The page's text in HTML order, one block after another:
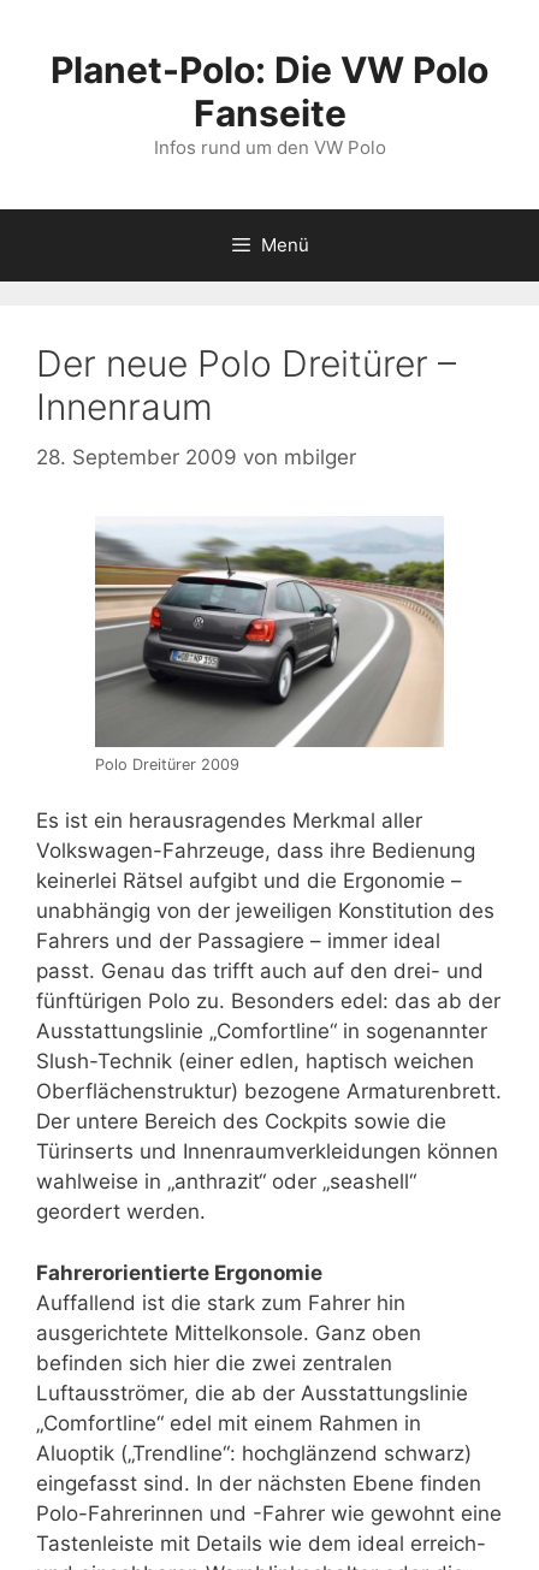
springenPlanet-Polo: Die VW Polo
Fanseite
Infos rund um den VW Polo
Menü
Der neue Polo Dreitürer –
Innenraum
28. September 2009 von mbilger
Polo Dreitürer 2009
Es ist ein herausragendes Merkmal aller
Volkswagen-Fahrzeuge, dass ihre Bedienung
keinerlei Rätsel aufgibt und die Ergonomie –
unabhängig von der jeweiligen Konstitution des
Fahrers und der Passagiere – immer ideal
passt. Genau das trifft auch auf den drei- und
fünftürigen Polo zu. Besonders edel: das ab der
Ausstattungslinie „Comfortline“ in sogenannter
Slush-Technik (einer edlen, haptisch weichen
Oberflächenstruktur) bezogene Armaturen­brett.
Der untere Bereich des Cockpits sowie die
Türinserts und In­nenraumverkleidungen können
wahlweise in „anthrazit“ oder „sea­shell“
geordert werden.
Fahrerorientierte Ergonomie
Auffallend ist die stark zum Fahrer hin
ausgerichtete Mittelkonsole. Ganz oben
befinden sich hier die zwei zentralen
Luftausströmer, die ab der Ausstattungslinie
„Comfortline“ edel mit einem Rahmen in
Aluoptik („Trendline“: hochglänzend schwarz)
eingefasst sind. In der nächsten Ebene finden
Polo-Fahrerinnen und -Fahrer wie gewohnt eine
Tastenleiste mit Details wie dem ideal erreich-